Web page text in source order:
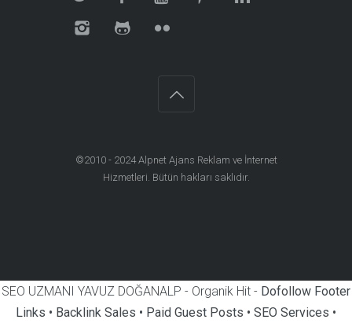
©2010 - 2024Alpnet Ajans Reklam ve İnternet
Hizmetleri . Bütün hakları saklıdır.
SEO UZMANI YAVUZ DOĞANALP - Organik Hit - Dofollow Footer
Links • Backlink Sales • Paid Guest Posts • SEO Services •